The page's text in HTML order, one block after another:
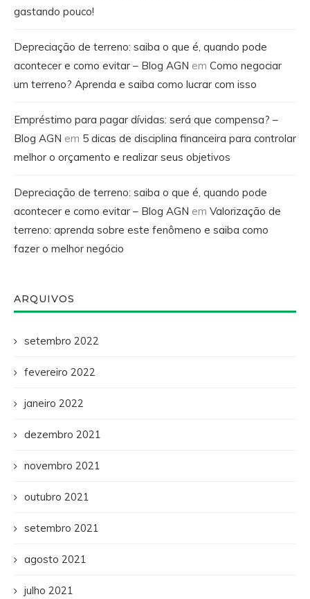
gastando pouco!
Depreciação de terreno: saiba o que é, quando pode
acontecer e como evitar – Blog AGN em Como negociar
um terreno? Aprenda e saiba como lucrar com isso
Empréstimo para pagar dívidas: será que compensa? –
Blog AGN em 5 dicas de disciplina financeira para controlar
melhor o orçamento e realizar seus objetivos
Depreciação de terreno: saiba o que é, quando pode
acontecer e como evitar – Blog AGN em Valorização de
terreno: aprenda sobre este fenômeno e saiba como
fazer o melhor negócio
ARQUIVOS
setembro 2022
fevereiro 2022
janeiro 2022
dezembro 2021
novembro 2021
outubro 2021
setembro 2021
agosto 2021
julho 2021